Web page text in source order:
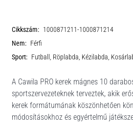
Cikkszám: 1000871211-1000871214
Nem: Férfi
Sport: Futball, Röplabda, Kézilabda,
A Cawila PRO kerek mágnes 10
sportszervezeteknek terveztek, akik
kerek formátumának köszönhetően
módosításokhoz és egyértelmű